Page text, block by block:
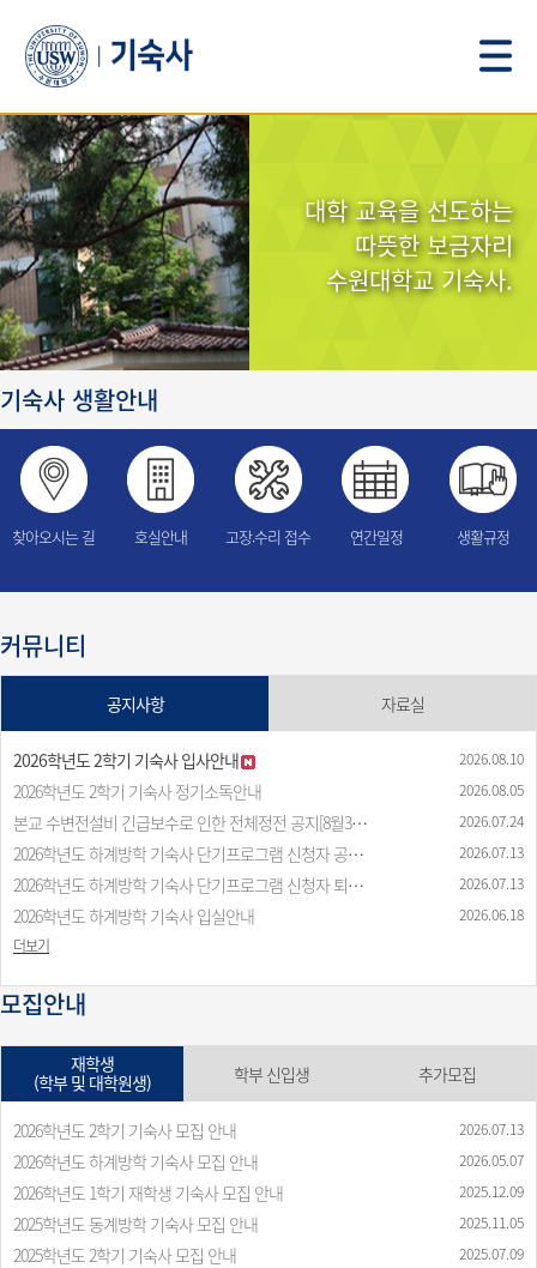
대학 교육을 선도하는
따뜻한 보금자리
수원대학교 기숙사.
기숙사 생활안내
찾아오시는 길 호실안내 고장.수리 접수 연간일정 생활규정
커뮤니티
공지사항 자료실
2026학년도 2학기 기숙사 입사안내 2026.08.10
2026학년도 2학기 기숙사 정기소독안내 2026.08.05
본교 수변전설비 긴급보수로 인한 전체정전 공지[8월30일] 2026.07.24
2026학년도 하계방학 기숙사 단기프로그램 신청자 공지[경상관] 2026.07.13
2026학년도 하계방학 기숙사 단기프로그램 신청자 퇴사 공지[고... 2026.07.13
2026학년도 하계방학 기숙사 입실안내
2026.06.18
더보기
모집안내
재학생
(학부 및 대학원생)
학부 신입생 추가모집
2026학년도 2학기 기숙사 모집 안내 2026.07.13
2026학년도 하계방학 기숙사 모집 안내 2026.05.07
2026학년도 1학기 재학생 기숙사 모집 안내 2025.12.09
2025학년도 동계방학 기숙사 모집 안내 2025.11.05
2025학년도 2학기 기숙사 모집 안내 2025.07.09